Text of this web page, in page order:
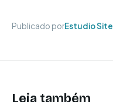
Publicado porEstudio Site
Leia também